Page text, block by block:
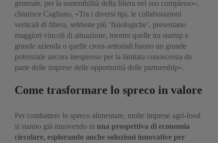
generale, per la sostenibilità della filiera nel suo complesso»,
chiarisce Cagliano, «Tra i diversi tipi, le collaborazioni
verticali di filiera, sebbene più ‘fisiologiche’, presentano
maggiori vincoli di attuazione, mentre quelle tra startup e
grande azienda o quelle cross-settoriali hanno un grande
potenziale ancora inespresso per la limitata conoscenza da
parte delle imprese delle opportunità delle partnership».
Come trasformare lo spreco in valore
Per combattere lo spreco alimentare, molte imprese agri-food
si stanno già muovendo in una prospettiva di economia
circolare, esplorando anche soluzioni innovative per